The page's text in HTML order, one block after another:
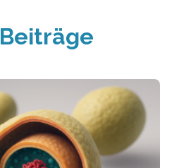
Beiträge